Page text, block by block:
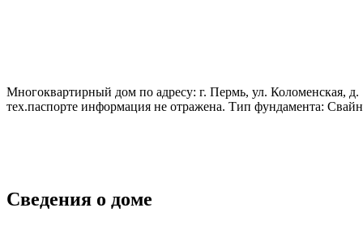
Многоквартирный дом по адресу: г. Пермь, ул. Коломенская,
тех.паспорте информация не отражена. Тип фундамента:
Сведения о доме